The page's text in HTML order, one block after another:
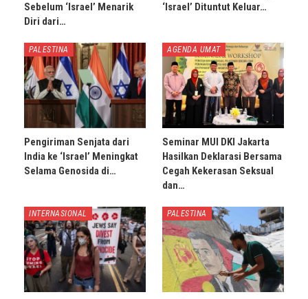
Sebelum ‘Israel’ Menarik
Diri dari…
‘Israel’ Dituntut Keluar…
PALESTINA
Pengiriman Senjata dari
India ke ‘Israel’ Meningkat
Selama Genosida di…
AGENDA UMAT
Seminar MUI DKI Jakarta
Hasilkan Deklarasi Bersama
Cegah Kekerasan Seksual
dan…
INTERNASIONAL PALESTINA